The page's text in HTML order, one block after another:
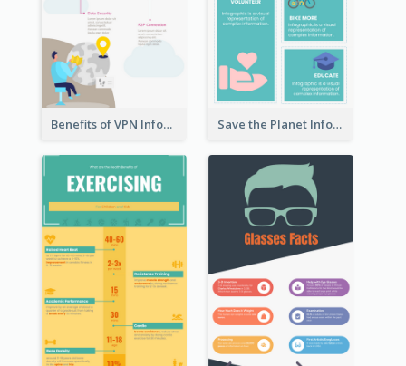
Benefits of VPN Infographic Save the Planet Infographic